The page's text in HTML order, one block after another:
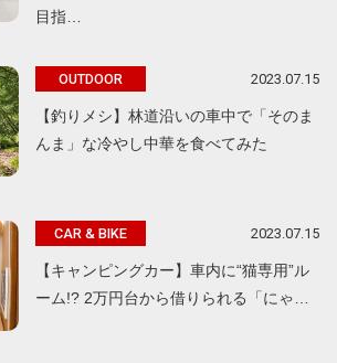
目指…
OUTDOOR 2023.07.15
【釣りメシ】林道沿いの車中で「そのま
んま」な冷やし中華を食べてみた
CAR & BIKE 2023.07.15
【キャンピングカー】車内に“猫専用”ル
ーム!? 2万円台から借りられる「にゃ…